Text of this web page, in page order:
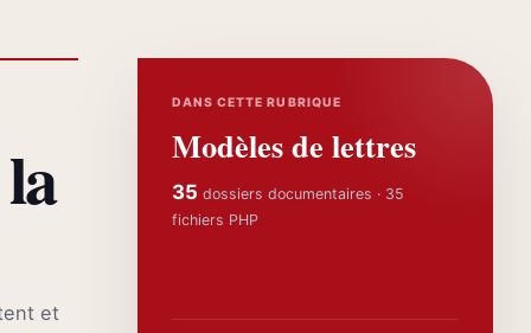
et
DANS CETTE RUBRIQUE
Modèles de lettres
35 dossiers documentaires · 35
fichiers PHP